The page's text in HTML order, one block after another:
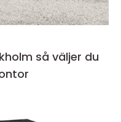
du